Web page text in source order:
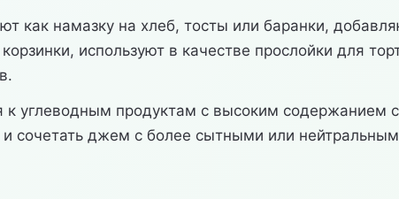
как намазку на хлеб, тосты или баранки,
используют в качестве прослойки для
углеводным продуктам с высоким содержанием
сочетать джем с более сытными или